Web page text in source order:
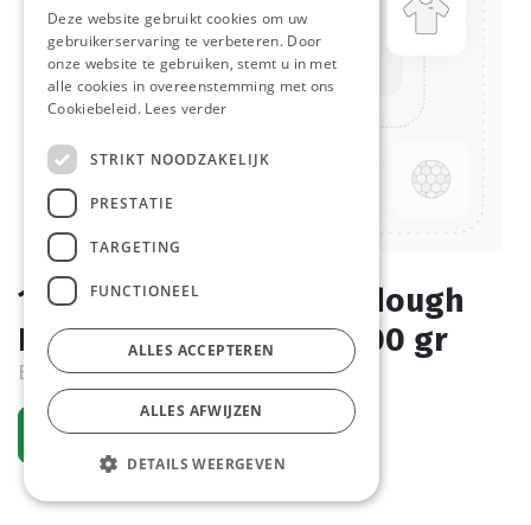
1609 Sliced White Sourdough
Loaf La Lorraine 5 x 1000 gr
Bestelartikel
Vraag een account aan
Deze website gebruikt cookies om uw
gebruikerservaring te verbeteren. Door
onze website te gebruiken, stemt u in met
alle cookies in overeenstemming met ons
Cookiebeleid. Lees verder
STRIKT NOODZAKELIJK
PRESTATIE
TARGETING
FUNCTIONEEL
ALLES ACCEPTEREN
ALLES AFWIJZEN
DETAILS WEERGEVEN